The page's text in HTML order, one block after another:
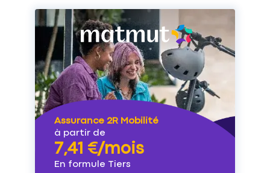
Assurance 2R Mobilité
à partir de
7,41 €/mois
En formule Tiers